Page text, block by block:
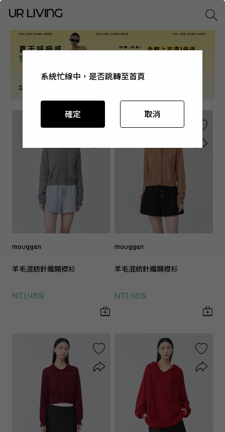
mouggan
羊毛混紡針織開襟衫
NT.1,480
mouggan
羊毛混紡針織開襟衫
NT.1,480
系統忙線中，是否跳轉至首頁
確定 取消
系統忙線中，是否跳轉至首頁
確定 取消
系統忙線中，是否跳轉至首頁
確定 取消
系統忙線中，是否跳轉至首頁
確定 取消